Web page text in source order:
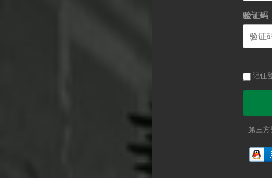
验证码
记住
第三方